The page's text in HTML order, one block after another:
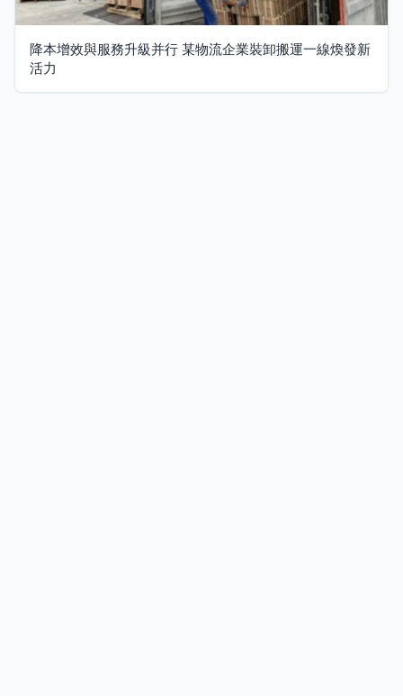
降本增效與服務升級并行 某物流企業裝卸搬運一線煥發新
活力